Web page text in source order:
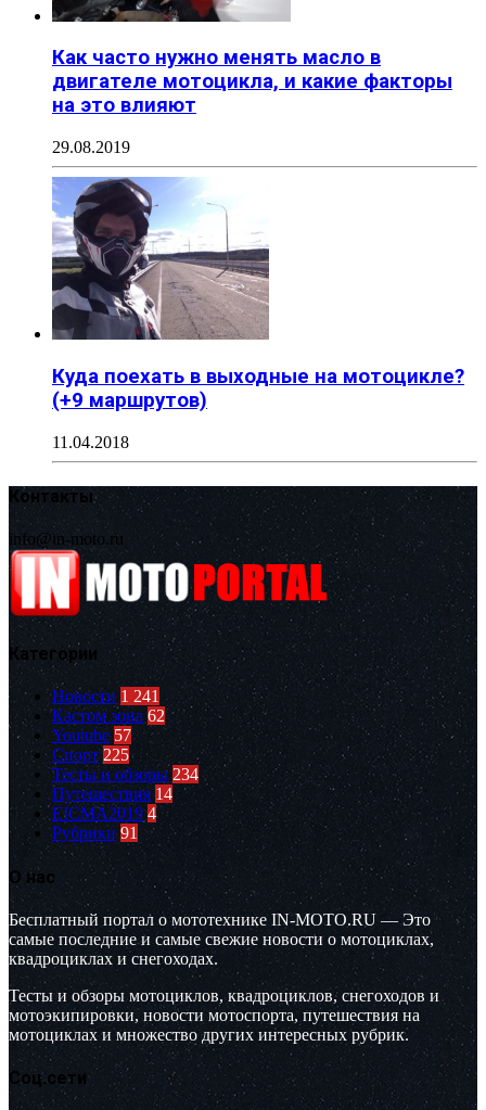
Как часто нужно менять масло в
двигателе мотоцикла, и какие факторы
на это влияют
29.08.2019
Куда поехать в выходные на мотоцикле?
(+9 маршрутов)
11.04.2018
Контакты
info@in-moto.ru
Категории
Новости 1 241
Кастом зона 62
Youtube 57
Спорт 225
Тесты и обзоры 234
Путешествия 14
EICMA2019 4
Рубрики 91
О нас
Бесплатный портал о мототехнике IN-MOTO.RU — Это
самые последние и самые свежие новости о мотоциклах,
квадроциклах и снегоходах.
Тесты и обзоры мотоциклов, квадроциклов, снегоходов и
мотоэкипировки, новости мотоспорта, путешествия на
мотоциклах и множество других интересных рубрик.
Соц.сети